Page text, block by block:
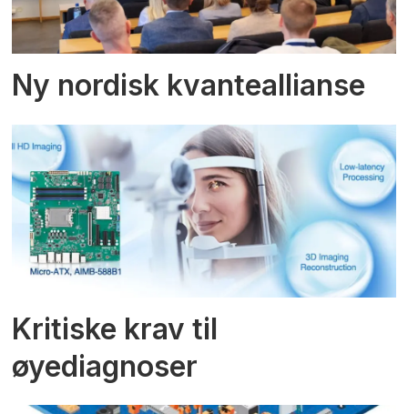
Ny nordisk kvanteallianse
Kritiske krav til
øyediagnoser